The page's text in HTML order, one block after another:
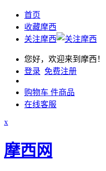
首页
收藏摩西
关注摩西
您好，欢迎来到摩西！
登录 免费注册
购物车 件商品
在线客服
x
摩西网